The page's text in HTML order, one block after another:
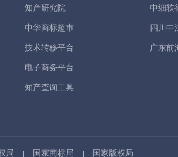
知产研究院
中华商标超市
技术转移平台
电子商务平台
知产查询工具
中细软
四川中
广东前
局 国家商标局 国家版权局